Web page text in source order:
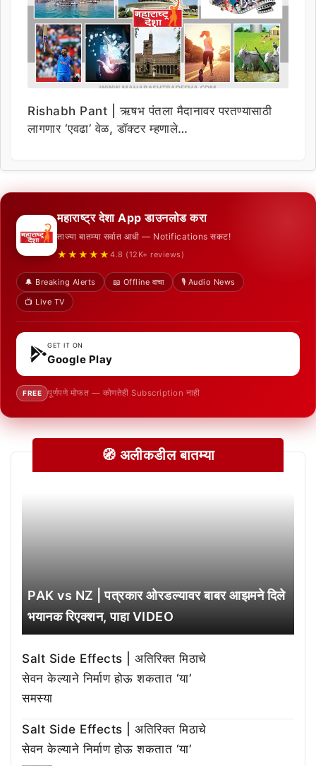
Rishabh Pant | ऋषभ पंतला मैदानावर परतण्यासाठी
लागणार ‘एवढा’ वेळ, डॉक्टर म्हणाले…
महाराष्ट्र देशा App डाउनलोड करा
ताज्या बातम्या सर्वात आधी — Notifications सकट!
★★★★★ 4.8 (12K+ reviews)
🔔 Breaking Alerts 📖 Offline वाचा
🎙️ Audio News
📺 Live TV
GET IT ON
Google Play
FREE पूर्णपणे मोफत — कोणतेही Subscription नाही
🧭 अलीकडील बातम्या
PAK vs NZ | पत्रकार ओरडल्यावर बाबर आझमने दिले
भयानक रिएक्शन, पाहा VIDEO
Salt Side Effects | अतिरिक्त मिठाचे
सेवन केल्याने निर्माण होऊ शकतात ‘या’
समस्या
Salt Side Effects | अतिरिक्त मिठाचे
सेवन केल्याने निर्माण होऊ शकतात ‘या’